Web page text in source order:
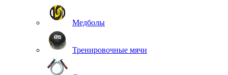
Медболы
Тренировочные мячи